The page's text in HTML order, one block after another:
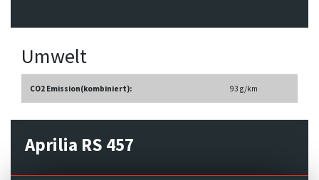
Umwelt
CO2 Emission(kombiniert): 93 g/km
Aprilia RS 457